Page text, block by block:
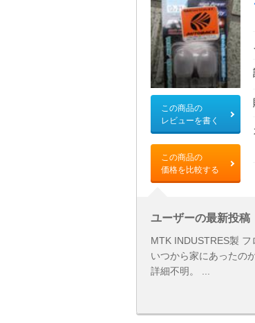
この商品の
レビューを書く
この商品の
価格を比較する
ユーザーの最新投稿
MTK INDUSTRES製
いつから家にあったの
詳細不明。 ...